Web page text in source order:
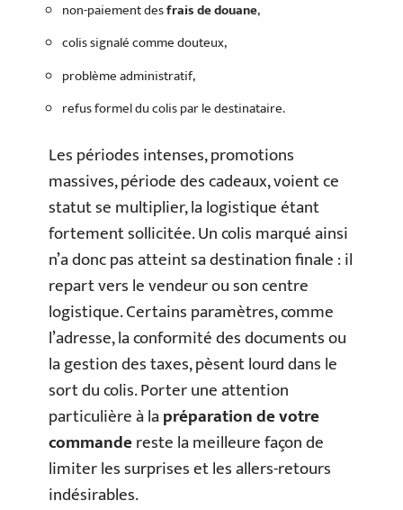
non-paiement desfrais de douane,
colis signalé comme douteux,
problème administratif,
refus formel du colis par le destinataire.
Les périodes intenses, promotions
massives, période des cadeaux, voient ce
statut se multiplier, la logistique étant
fortement sollicitée. Un colis marqué ainsi
n’a donc pas atteint sa destination finale : il
repart vers le vendeur ou son centre
logistique. Certains paramètres, comme
l’adresse, la conformité des documents ou
la gestion des taxes, pèsent lourd dans le
sort du colis. Porter une attention
particulière à lapréparation de votre
commandereste la meilleure façon de
limiter les surprises et les allers-retours
indésirables.